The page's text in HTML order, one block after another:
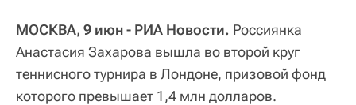
МОСКВА, 9 июн - РИА Новости. Россиянка
Анастасия Захарова вышла во второй круг
теннисного турнира в Лондоне, призовой фонд
которого превышает 1,4 млн долларов.